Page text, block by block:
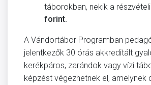
táborokban, nekik a
forint.
A Vándortábor Programban
jelentkezők 30 órás akkreditált
kerékpáros, zarándok vagy vízi
képzést végezhetnek el, amelynek